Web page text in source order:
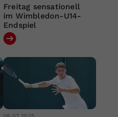
Freitag sensationell
im Wimbledon-U14-
Endspiel